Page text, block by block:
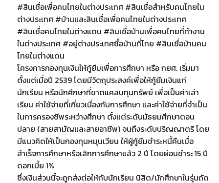
#สินเชื่อเพื่อคนไทยในต่างประเทศ #สินเชื่อสำหรับคนไทยใน
ต่างประเทศ #บ้านและสินเชื่อเพื่อคนไทยในต่างประเทศ
#สินเชื่อคนไทยในต่างแดน #สินเชื่อบ้านเพื่อคนไทยที่ทำงาน
ในต่างประเทศ #อยู่ต่างประเทศซื้อบ้านที่ไทย #สินเชื่อบ้านคน
ไทยในต่างแดน
โครงการกองทุนเงินให้กู้ยืมเพื่อการศึกษา หรือ กยศ. เริ่มมา
ตั้งแต่เมื่อปี 2539 โดยมีวัตถุประสงค์เพื่อให้กู้ยืมเงินแก่
นักเรียน หรือนักศึกษาที่ขาดแคลนทุนทรัพย์ เพื่อเป็นค่าเล่า
เรียน ค่าใช้จ่ายที่เกี่ยวเนื่องกับการศึกษา และค่าใช้จ่ายที่จำเป็น
ในการครองชีพระหว่างศึกษา ตั้งแต่ระดับมัธยมศึกษาตอน
ปลาย (สายสามัญและสายอาชีพ) จนถึงระดับปริญญาตรี โดย
มีแนวคิดให้เป็นกองทุนหมุนเวียน ให้ผู้กู้ยืมชำระหนี้คืนเมื่อ
สำเร็จการศึกษาหรือเลิกการศึกษาแล้ว 2 ปี โดยผ่อนชำระ 15 ปี
ดอกเบี้ย 1%
ซึ่งเงินส่วนนี้จะถูกส่งต่อให้กับนักเรียน นิสิต/นักศึกษาในรุ่นถัด